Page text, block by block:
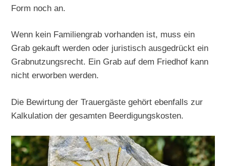
Form noch an.
Wenn kein Familiengrab vorhanden ist, muss ein
Grab gekauft werden oder juristisch ausgedrückt ein
Grabnutzungsrecht. Ein Grab auf dem Friedhof kann
nicht erworben werden.
Die Bewirtung der Trauergäste gehört ebenfalls zur
Kalkulation der gesamten Beerdigungskosten.